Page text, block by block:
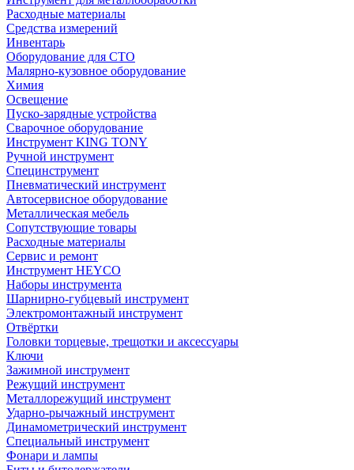
Расходные материалы
Средства измерений
Инвентарь
Оборудование для СТО
Малярно-кузовное оборудование
Химия
Освещение
Пуско-зарядные устройства
Сварочное оборудование
Инструмент KING TONY
Ручной инструмент
Специнструмент
Пневматический инструмент
Автосервисное оборудование
Металлическая мебель
Сопутствующие товары
Расходные материалы
Сервис и ремонт
Инструмент HEYCO
Наборы инструмента
Шарнирно-губцевый инструмент
Электромонтажный инструмент
Отвёртки
Головки торцевые, трещотки и аксессуары
Ключи
Зажимной инструмент
Режущий инструмент
Металлорежущий инструмент
Ударно-рычажный инструмент
Динамометрический инструмент
Специальный инструмент
Фонари и лампы